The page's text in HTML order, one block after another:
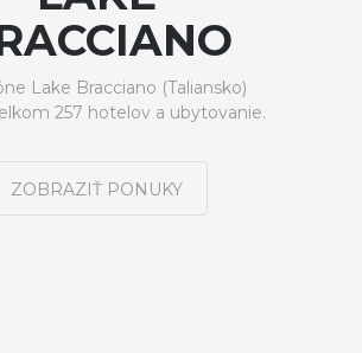
Lake Bracciano (Taliansko)
257 hotelov a ubytovanie.
ZOBRAZIŤ PONUKY